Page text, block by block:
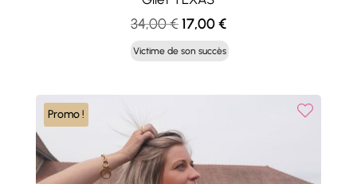
34,00€ Le
prix
initial
17,00€Le
prix
actuel
Victime de son succès
Promo !